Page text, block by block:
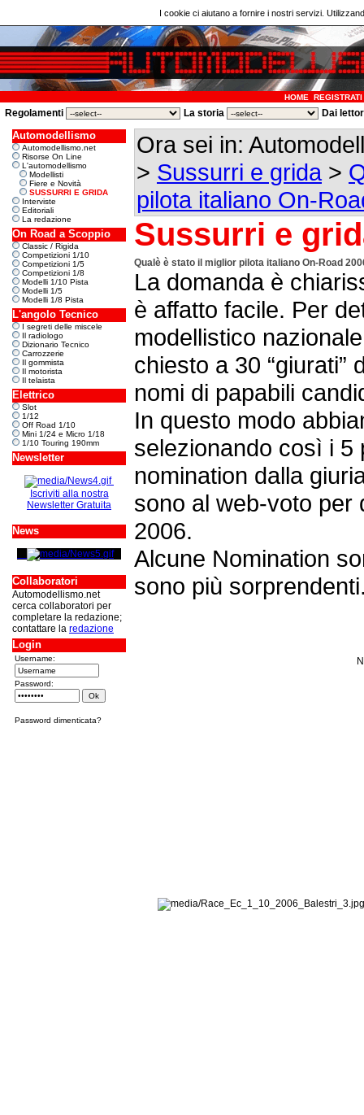
I cookie ci aiutano a fornire i nostri servizi.
HOME REGISTRATI
Regolamenti La storia Dai
Automodellismo
Automodellismo.net
Risorse On Line
L'automodellismo
Modellisti
Fiere e Novità
SUSSURRI E GRIDA
Interviste
Editoriali
La redazione
On Road a Scoppio
Classic / Rigida
Competizioni 1/10
Competizioni 1/5
Competizioni 1/8
Modelli 1/10 Pista
Modelli 1/5
Modelli 1/8 Pista
L'angolo Tecnico
I segreti delle miscele
Il radiologo
Dizionario Tecnico
Carrozzerie
Il gommista
Il motorista
Il telaista
Elettrico
Slot
1/12
Off Road 1/10
Mini 1/24 e Micro 1/18
1/10 Touring 190mm
Newsletter
Iscriviti alla nostra
Newsletter Gratuita
News
Collaboratori
Automodellismo.net
cerca collaboratori per
completare la redazione;
contattare la redazione
Login
Username:
Password:
Password dimenticata?
Ora sei in:
> Sussurri e grida >
pilota italiano On-
Sussurri e
Qualè è stato il miglior pilota italiano On-Road
La domanda è
è affatto facile. Per
modellistico
chiesto a 30 “giurati”
nomi di papabili
In questo modo
selezionando così i 5
nomination dalla
sono al web-voto per
2006.
Alcune Nomination
sono più